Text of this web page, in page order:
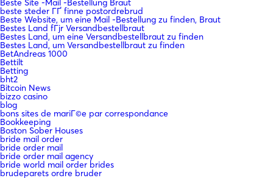
Beste Site -Mail -Bestellung Braut
beste steder ГҐ finne postordrebrud
Beste Website, um eine Mail -Bestellung zu finden, Braut
Bestes Land fГјr Versandbestellbraut
Bestes Land, um eine Versandbestellbraut zu finden
Bestes Land, um Versandbestellbraut zu finden
BetAndreas 1000
Bettilt
Betting
bht2
Bitcoin News
bizzo casino
blog
bons sites de mariГ©e par correspondance
Bookkeeping
Boston Sober Houses
bride mail order
bride order mail
bride order mail agency
bride world mail order brides
brudeparets ordre bruder